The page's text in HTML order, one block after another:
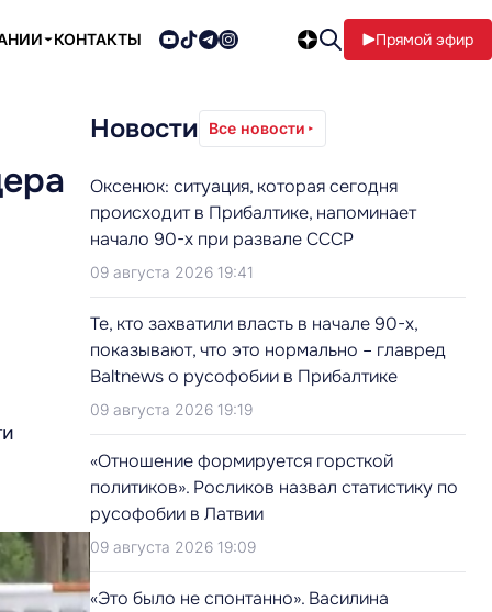
КОНТАКТЫ Прямой эфир
Новости Все новости
Оксенюк: ситуация, которая сегодня
происходит в Прибалтике, напоминает
начало 90-х при развале СССР
09 августа 2026 19:41
Те, кто захватили власть в начале 90-х,
показывают, что это нормально – главред
Baltnews о русофобии в Прибалтике
09 августа 2026 19:19
«Отношение формируется горсткой
политиков». Росликов назвал статистику по
русофобии в Латвии
09 августа 2026 19:09
«Это было не спонтанно». Василина